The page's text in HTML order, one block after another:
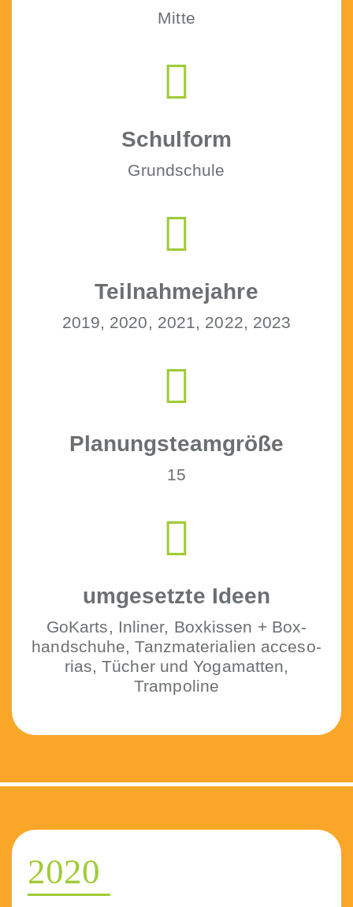
Mitte
Schul­form
Grund­schule
Teil­nah­me­jahre
2019, 2020, 2021, 2022, 2023
Pla­nung­steam­größe
15
umge­set­zte Ideen
GoKarts, Inlin­er, Boxkissen + Box­
hand­schuhe, Tanz­ma­te­ri­alien acce­so­
rias, Tüch­er und Yoga­mat­ten,
Trampoline
2020